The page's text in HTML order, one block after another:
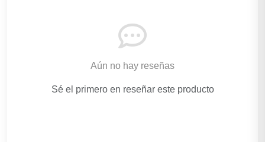
Aún no hay reseñas
Sé el primero en reseñar este producto